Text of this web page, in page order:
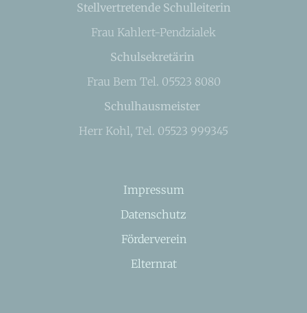
Stellvertretende Schulleiterin
Frau Kahlert-Pendzialek
Schulsekretärin
Frau Bem Tel. 05523 8080
Schulhausmeister
Herr Kohl, Tel. 05523 999345
Impressum
Datenschutz
Förderverein
Elternrat